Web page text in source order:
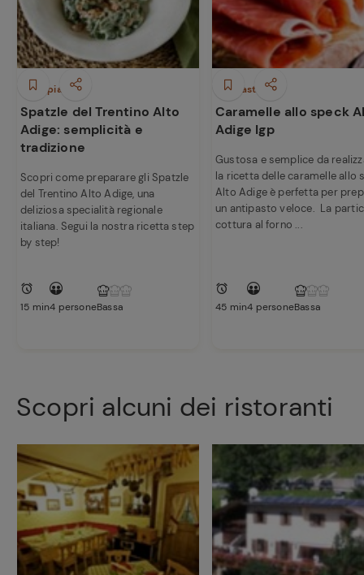
Primi piatti
Spatzle del Trentino Alto
Adige: semplicità e
tradizione
Scopri come preparare gli Spatzle
del Trentino Alto Adige, una
deliziosa specialità regionale
italiana. Segui la nostra ricetta step
by step!
15 min4 personeBassa
Antipasti
Caramelle allo speck
Adige Igp
Gustosa e semplice da
la ricetta delle caramelle allo
Alto Adige è perfetta per
un antipasto veloce. La
cottura al forno ...
45 min4 personeBassa
Scopri alcuni dei ristoranti